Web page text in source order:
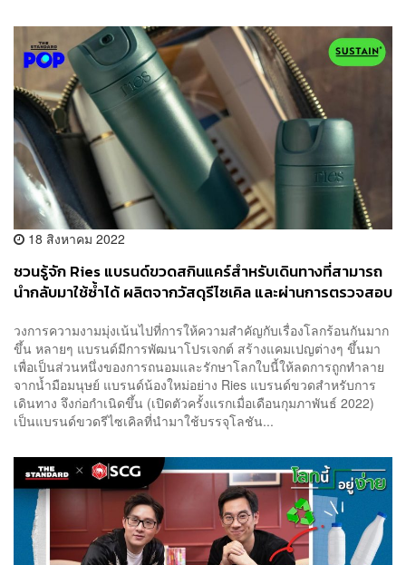
18 สิงหาคม 2022
ชวนรู้จัก Ries แบรนด์ขวดสกินแคร์สำหรับเดินทางที่สามารถ
นำกลับมาใช้ซ้ำได้ ผลิตจากวัสดุรีไซเคิล และผ่านการตรวจสอบ
วงการความงามมุ่งเน้นไปที่การให้ความสำคัญกับเรื่องโลกร้อนกันมาก
ขึ้น หลายๆ แบรนด์มีการพัฒนาโปรเจกต์ สร้างแคมเปญต่างๆ ขึ้นมา
เพื่อเป็นส่วนหนึ่งของการถนอมและรักษาโลกใบนี้ให้ลดการถูกทำลาย
จากน้ำมือมนุษย์ แบรนด์น้องใหม่อย่าง Ries แบรนด์ขวดสำหรับการ
เดินทาง จึงก่อกำเนิดขึ้น (เปิดตัวครั้งแรกเมื่อเดือนกุมภาพันธ์ 2022)
เป็นแบรนด์ขวดรีไซเคิลที่นำมาใช้บรรจุโลชัน...